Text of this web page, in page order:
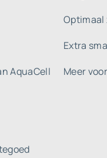
AquaCell
Optimaal
Extra
Meer